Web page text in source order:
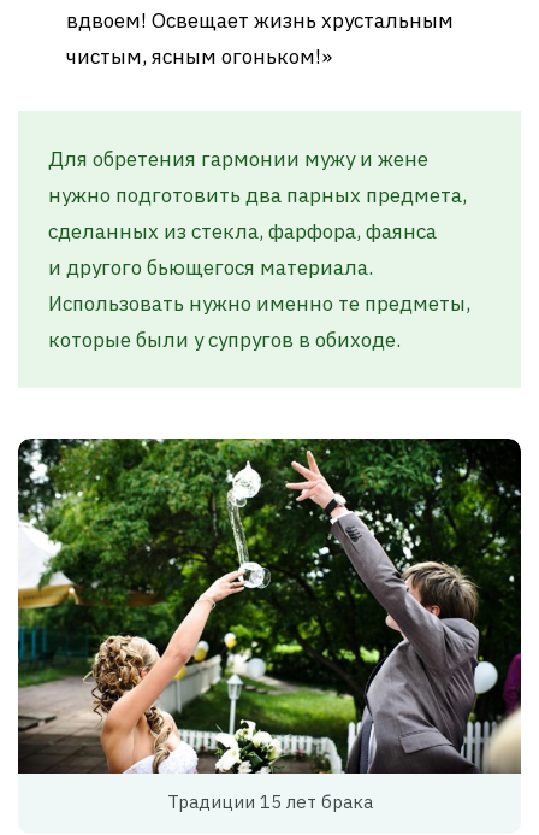
вдвоем! Освещает жизнь хрустальным
чистым, ясным огоньком!»
Для обретения гармонии мужу и жене
нужно подготовить два парных предмета,
сделанных из стекла, фарфора, фаянса
и другого бьющегося материала.
Использовать нужно именно те предметы,
которые были у супругов в обиходе.
Традиции 15 лет брака